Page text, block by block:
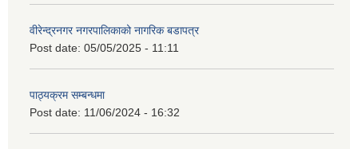
वीरेन्द्रनगर नगरपालिकाको नागरिक बडापत्र
Post date: 05/05/2025 - 11:11
पाठ्यक्रम सम्बन्धमा
Post date: 11/06/2024 - 16:32